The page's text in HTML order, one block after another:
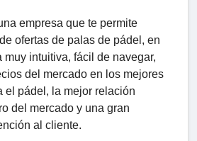
empresa que te permite
ofertas de palas de pádel, en
muy intuitiva, fácil de navegar,
del mercado en los mejores
el pádel, la mejor relación
del mercado y una gran
al cliente.